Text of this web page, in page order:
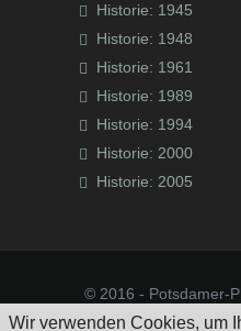
Historie: 1945
Historie: 1948
Historie: 1961
Historie: 1989
Historie: 1994
Historie: 2000
Historie: 2005
© 2016 -
Wir verwenden Cookies, um